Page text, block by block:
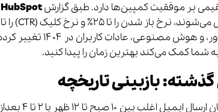
بر موفقیت کمپین‌ها دارد. طبق گزارشHubSpot
استفاده از موبایل، کار از
شما کمک می‌کند بهترین زمان را پیدا کنید.
بازبینی تاریخچه
تا دو سال